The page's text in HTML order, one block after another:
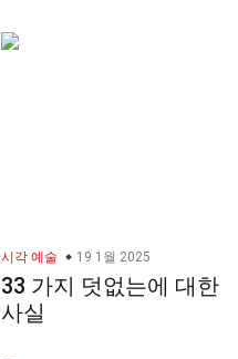
시각 예술 19 1월 2025
33 가지 덧없는에 대한
사실